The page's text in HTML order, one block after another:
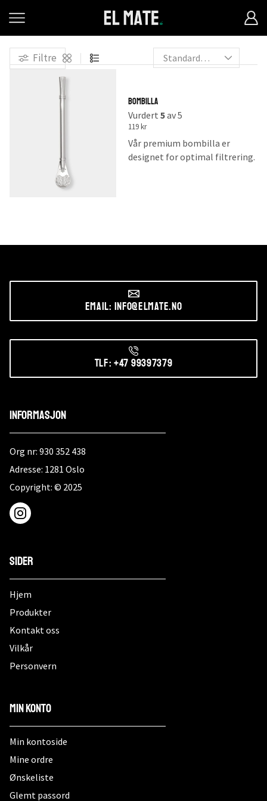
Filtre
Bombilla
Vurdert 5av 5
119kr
Vår premium bombilla er
designet for optimal filtrering.
Email: info@elmate.no
Tlf: +47 99397379
Informasjon
Org nr: 930 352 438
Adresse: 1281 Oslo
Copyright: © 2025
Sider
Hjem
Produkter
Kontakt oss
Vilkår
Personvern
Min konto
Min kontoside
Mine ordre
Ønskeliste
Glemt passord